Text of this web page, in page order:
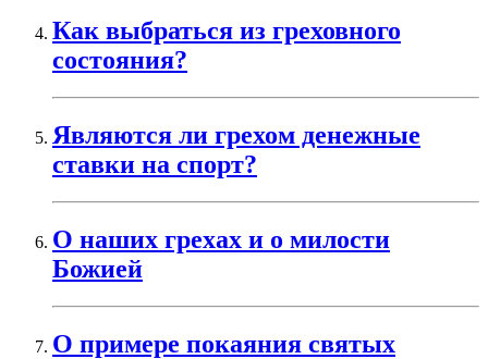
Как выбраться из греховного
состояния?
Являются ли грехом денежные
ставки на спорт?
О наших грехах и о милости
Божией
О примере покаяния святых